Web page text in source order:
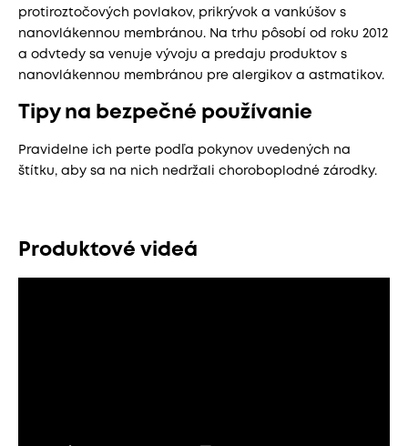
protiroztočových povlakov, prikrývok a vankúšov s
nanovlákennou membránou. Na trhu pôsobí od roku 2012
a odvtedy sa venuje vývoju a predaju produktov s
nanovlákennou membránou pre alergikov a astmatikov.
Tipy na bezpečné používanie
Pravidelne ich perte podľa pokynov uvedených na
štítku, aby sa na nich nedržali choroboplodné zárodky.
Produktové videá